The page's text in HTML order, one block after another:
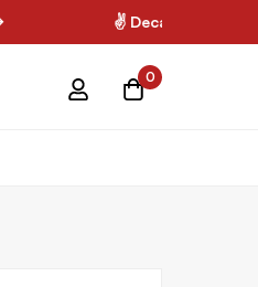
✌ Decathlon ✌
0